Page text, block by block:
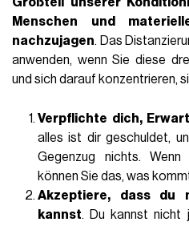
Menschen und
nachzujagen. Das
anwenden, wenn Sie diese
und sich darauf konzentrieren,
Verpflichte dich,
alles ist dir geschuldet,
Gegenzug nichts.
können Sie das, was
Akzeptiere, dass du
kannst. Du kannst nicht